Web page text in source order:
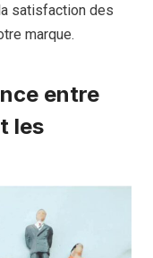
satisfaction des
marque.
entre
les